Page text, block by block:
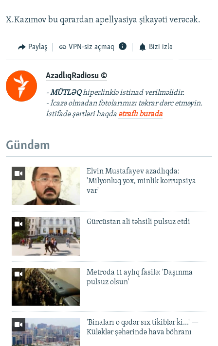
X.Kazımov bu qərardan apellyasiya şikayəti verəcək.
Paylaş VPN-siz açmaq Bizi izlə
AzadlıqRadiosu ©
-MÜTLƏQhiperlinklə istinad verilməlidir.
- İcazə olmadan fotolarımızı təkrar dərc etməyin.
İstifadə şərtləri haqda ətraflı burada
Gündəm
Elvin Mustafayev azadlıqda:
'Milyonluq yox, minlik korrupsiya
var'
Gürcüstan ali təhsili pulsuz etdi
Metroda 11 aylıq fasilə: 'Daşınma
pulsuz olsun'
'Binaları o qədər sıx tikiblər ki...' —
Küləklər şəhərində hava böhranı